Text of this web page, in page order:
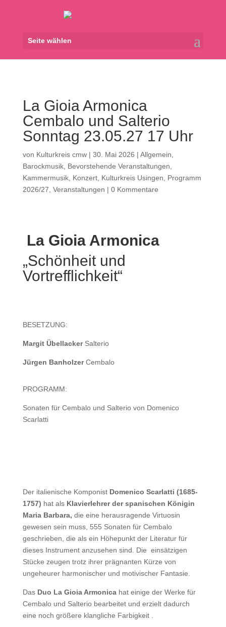
Seite wählen
La Gioia Armonica
Cembalo und Salterio
Sonntag 23.05.27 17 Uhr
von Kulturkreis cmw| 30. Mai 2026 | Allgemein
Barockmusik, Bevorstehende Veranstaltungen
Kammermusik, Konzert, Kulturkreis Usingen
Programm
2026/27 Veranstaltungen | 0 Kommentare
La Gioia Armonica
„Schönheit und
Vortrefflichkeit“
BESETZUNG:
Margit ÜbellackerSalterio
Jürgen BanholzerCembalo
PROGRAMM:
Sonaten für Cembalo und Salterio von Domenico
Scarlatti
Der italienische Komponist Domenico Scarlatti (1685-
1757) hat als Klavierlehrer der spanischen Königin
Maria Barbara, die eine herausragende Virtuosin
gewesen sein muss, 555 Sonaten für Cembalo
geschrieben, die als ein Höhepunkt der Literatur für
dieses Instrument anzusehen sind. Die einsätzigen
Stücke zeugen trotz ihrer prägnanten Kürze von
ungeheurer harmonischer und motivischer Fantasie.
Das Duo La Gioia Armonicahat einige der Werke für
Cembalo und Salterio bearbeitet und erzielt dadurch
eine noch größere klangliche Farbigkeit .